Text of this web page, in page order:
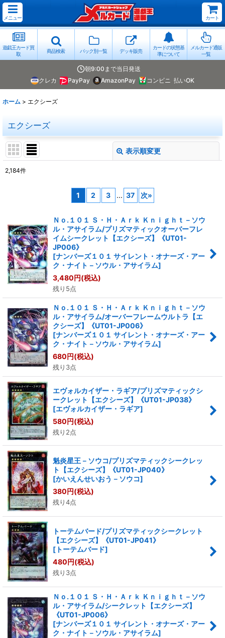
メニュー カート
遊戯王カード買
取
商品検索 パック別一覧 デッキ販売
カードの状態基
準について
メルカード通販
一覧
朝9:00まで当日発送
クレカ
PayPay AmazonPay コンビニ 払いOK
ホーム > エクシーズ
エクシーズ
表示順変更
絞り込む
2,184件
1 2 3 ... 37 次»
Ｎｏ.１０１ Ｓ・Ｈ・Ａｒｋ Ｋｎｉｇｈｔ－ソウ
ル・アサイラム/プリズマティックオーバーフレ
イムシークレット【エクシーズ】《UT01-
JP006》
[ナンバーズ１０１ サイレント・オナーズ・アー
ク・ナイト－ソウル・アサイラム]
3,480 円(税込)
残り5点
Ｎｏ.１０１ Ｓ・Ｈ・Ａｒｋ Ｋｎｉｇｈｔ－ソウ
ル・アサイラム/オーバーフレームウルトラ【エ
クシーズ】《UT01-JP006》
[ナンバーズ１０１ サイレント・オナーズ・アー
ク・ナイト－ソウル・アサイラム]
680 円(税込)
残り3点
エヴォルカイザー・ラギア/プリズマティックシ
ークレット【エクシーズ】《UT01-JP038》
[エヴォルカイザー・ラギア]
580円(税込)
残り2点
魁炎星王－ソウコ/プリズマティックシークレッ
ト【エクシーズ】《UT01-JP040》
[かいえんせいおう－ソウコ]
380円(税込)
残り4点
トーテムバード/プリズマティックシークレット
【エクシーズ】《UT01-JP041》
[ トーテムバード]
480 円(税込)
残り3点
Ｎｏ.１０１ Ｓ・Ｈ・Ａｒｋ Ｋｎｉｇｈｔ－ソウ
ル・アサイラム/シークレット【エクシーズ】
《UT01-JP006》
[ナンバーズ１０１ サイレント・オナーズ・アー
ク・ナイト－ソウル・アサイラム]